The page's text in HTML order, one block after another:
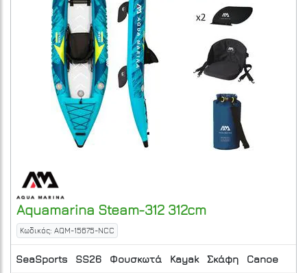
Aquamarina Steam-312 312cm
Κωδικός: AQM-15675-NCC
SeaSports SS26 Φουσκωτά Kayak Σκάφη Canoe